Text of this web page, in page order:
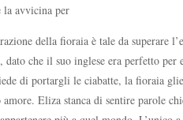
la avvicina per
della fioraia è tale da superare
che il suo inglese era perfetto
di portargli le ciabatte, la fioraia
Eliza stanca di sentire parole